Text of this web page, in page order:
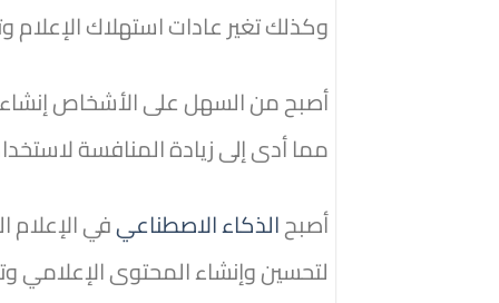
وكذلك تغير عادات استهلاك
أصبح من السهل على الأشخاص
مما أدى إلى زيادة المنافسة
أصبحالذكاء الاصطناعيفي الإعلام
لتحسين وإنشاء المحتوى